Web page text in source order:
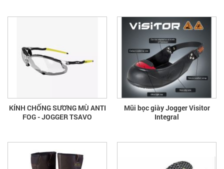
KÍNH CHỐNG SƯƠNG MÙ ANTI
FOG - JOGGER TSAVO
Mũi bọc giày Jogger Visitor
Integral